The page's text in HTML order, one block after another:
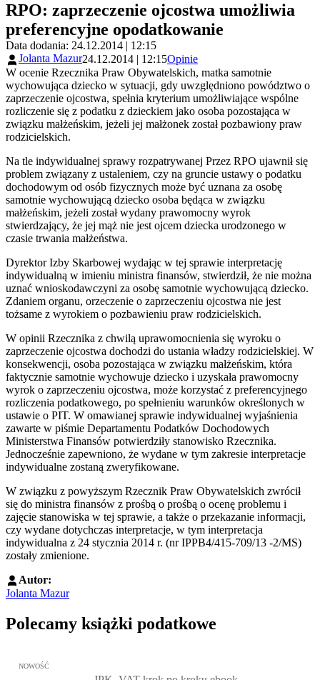
RPO: zaprzeczenie ojcostwa umożliwia
preferencyjne opodatkowanie
Data dodania: 24.12.2014 | 12:15
Jolanta Mazur24.12.2014 | 12:15Opinie
W ocenie Rzecznika Praw Obywatelskich, matka samotnie
wychowująca dziecko w sytuacji, gdy uwzględniono powództwo o
zaprzeczenie ojcostwa, spełnia kryterium umożliwiające wspólne
rozliczenie się z podatku z dzieckiem jako osoba pozostająca w
związku małżeńskim, jeżeli jej małżonek został pozbawiony praw
rodzicielskich.
Na tle indywidualnej sprawy rozpatrywanej Przez RPO ujawnił się
problem związany z ustaleniem, czy na gruncie ustawy o podatku
dochodowym od osób fizycznych może być uznana za osobę
samotnie wychowującą dziecko osoba będąca w związku
małżeńskim, jeżeli został wydany prawomocny wyrok
stwierdzający, że jej mąż nie jest ojcem dziecka urodzonego w
czasie trwania małżeństwa.
Dyrektor Izby Skarbowej wydając w tej sprawie interpretację
indywidualną w imieniu ministra finansów, stwierdził, że nie można
uznać wnioskodawczyni za osobę samotnie wychowującą dziecko.
Zdaniem organu, orzeczenie o zaprzeczeniu ojcostwa nie jest
tożsame z wyrokiem o pozbawieniu praw rodzicielskich.
W opinii Rzecznika z chwilą uprawomocnienia się wyroku o
zaprzeczenie ojcostwa dochodzi do ustania władzy rodzicielskiej. W
konsekwencji, osoba pozostająca w związku małżeńskim, która
faktycznie samotnie wychowuje dziecko i uzyskała prawomocny
wyrok o zaprzeczeniu ojcostwa, może korzystać z preferencyjnego
rozliczenia podatkowego, po spełnieniu warunków określonych w
ustawie o PIT. W omawianej sprawie indywidualnej wyjaśnienia
zawarte w piśmie Departamentu Podatków Dochodowych
Ministerstwa Finansów potwierdziły stanowisko Rzecznika.
Jednocześnie zapewniono, że wydane w tym zakresie interpretacje
indywidualne zostaną zweryfikowane.
W związku z powyższym Rzecznik Praw Obywatelskich zwrócił
się do ministra finansów z prośbą o prośbą o ocenę problemu i
zajęcie stanowiska w tej sprawie, a także o przekazanie informacji,
czy wydane dotychczas interpretacje, w tym interpretacja
indywidualna z 24 stycznia 2014 r. (nr IPPB4/415-709/13 -2/MS)
zostały zmienione.
Autor:
Jolanta Mazur
Polecamy książki podatkowe
Przejdź do: JPK_VAT krok po kroku ebook, Patrycja Kubiesa -
NOWOŚĆ